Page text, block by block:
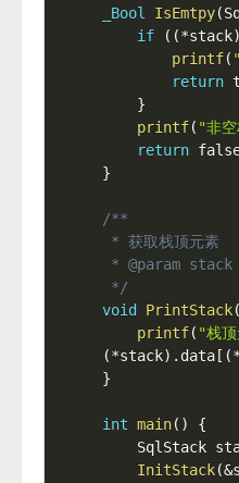
_Bool
IsEmtpy(
if
( (*stack)
printf(
return
}
printf( "非
return
}
/**
*/
void
PrintStack(
printf( "栈
(*stack) . data [ (*
}
int main( )
{
SqlStack
InitStack(&